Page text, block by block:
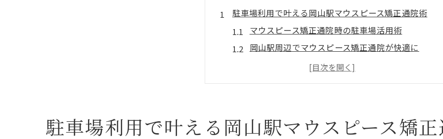
駐車場利用で叶える岡山駅マウスピース矯正通院術
マウスピース矯正通院時の駐車場活用術
岡山駅周辺でマウスピース矯正通院が快適に
駐車場選びがマウスピース矯正成功の鍵
忙しい方のための駐車場付き矯正通院法
岡山駅近で無理なく通える矯正治療方法
マウスピース矯正費用と効果の違いを徹底解説
駐車場利用で叶える岡山駅マウスピース矯